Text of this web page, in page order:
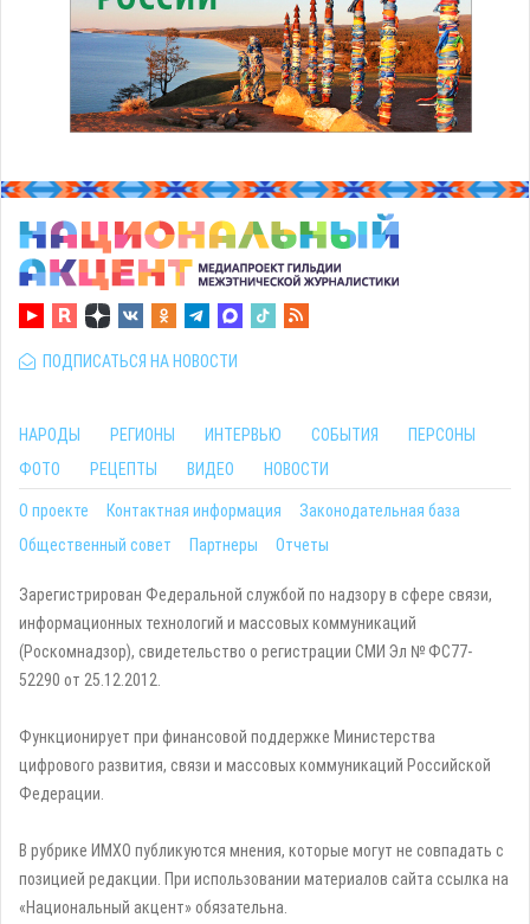
ПОДПИСАТЬСЯ НА НОВОСТИ
НАРОДЫ РЕГИОНЫ ИНТЕРВЬЮ СОБЫТИЯ
ПЕРСОНЫ
ФОТО
РЕЦЕПТЫ ВИДЕО НОВОСТИ
О проекте Контактная информация
Законодательная база
Общественный совет
Партнеры Отчеты
Зарегистрирован Федеральной службой по надзору в сфере связи,
информационных технологий и массовых коммуникаций
(Роскомнадзор), свидетельство о регистрации СМИ Эл № ФС77-
52290 от 25.12.2012.
Функционирует при финансовой поддержке Министерства
цифрового развития, связи и массовых коммуникаций Российской
Федерации.
В рубрике ИМХО публикуются мнения, которые могут не совпадать с
позицией редакции. При использовании материалов сайта ссылка на
«Национальный акцент» обязательна.